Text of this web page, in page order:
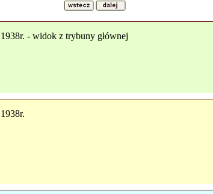
1938r. - widok z trybuny głównej
1938r.